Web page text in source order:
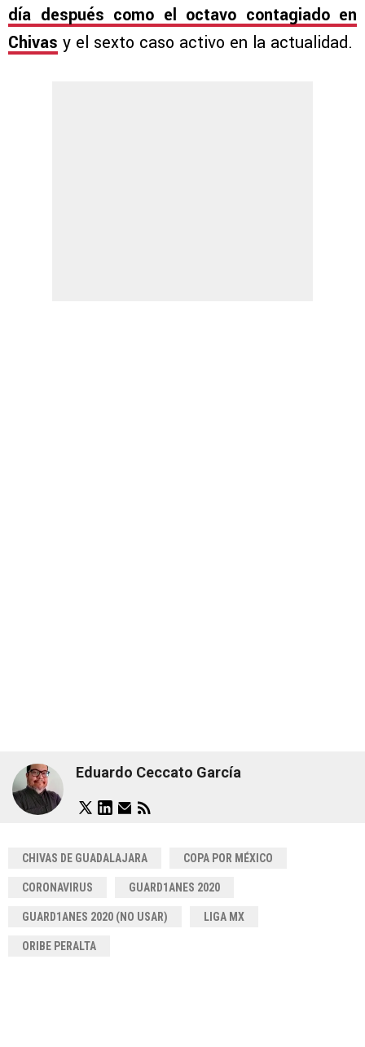
día después como el octavo contagiado en
Chivas y el sexto caso activo en la actualidad.
Eduardo Ceccato García
CHIVAS DE GUADALAJARA COPA POR MÉXICO
CORONAVIRUS GUARD1ANES 2020
GUARD1ANES 2020 (NO USAR) LIGA MX
ORIBE PERALTA